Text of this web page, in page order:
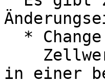
in einer